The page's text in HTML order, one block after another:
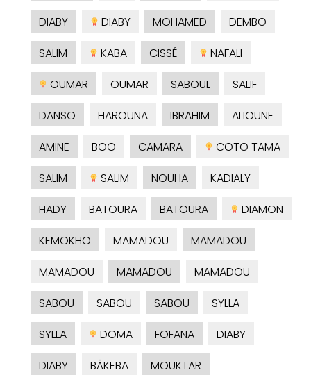
DIABY
DIABY MOHAMED
DEMBO
SALIM
KABA CISSÉ
NAFALI
OUMAR
OUMAR SABOUL
SALIF
DANSO
HAROUNA IBRAHIM
ALIOUNE
AMINE
BOO CAMARA
COTO TAMA
SALIM
SALIM NOUHA
KADIALY
HADY
BATOURA BATOURA
DIAMON
KEMOKHO
MAMADOU
MAMADOU
MAMADOU
MAMADOU
MAMADOU
SABOU
SABOU SABOU
SYLLA
SYLLA
DOMA FOFANA
DIABY
DIABY
BÂKEBA
MOUKTAR